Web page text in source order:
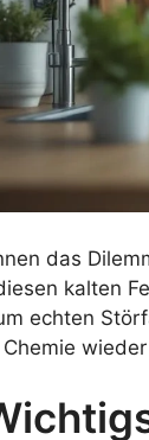
das
kalten
echten